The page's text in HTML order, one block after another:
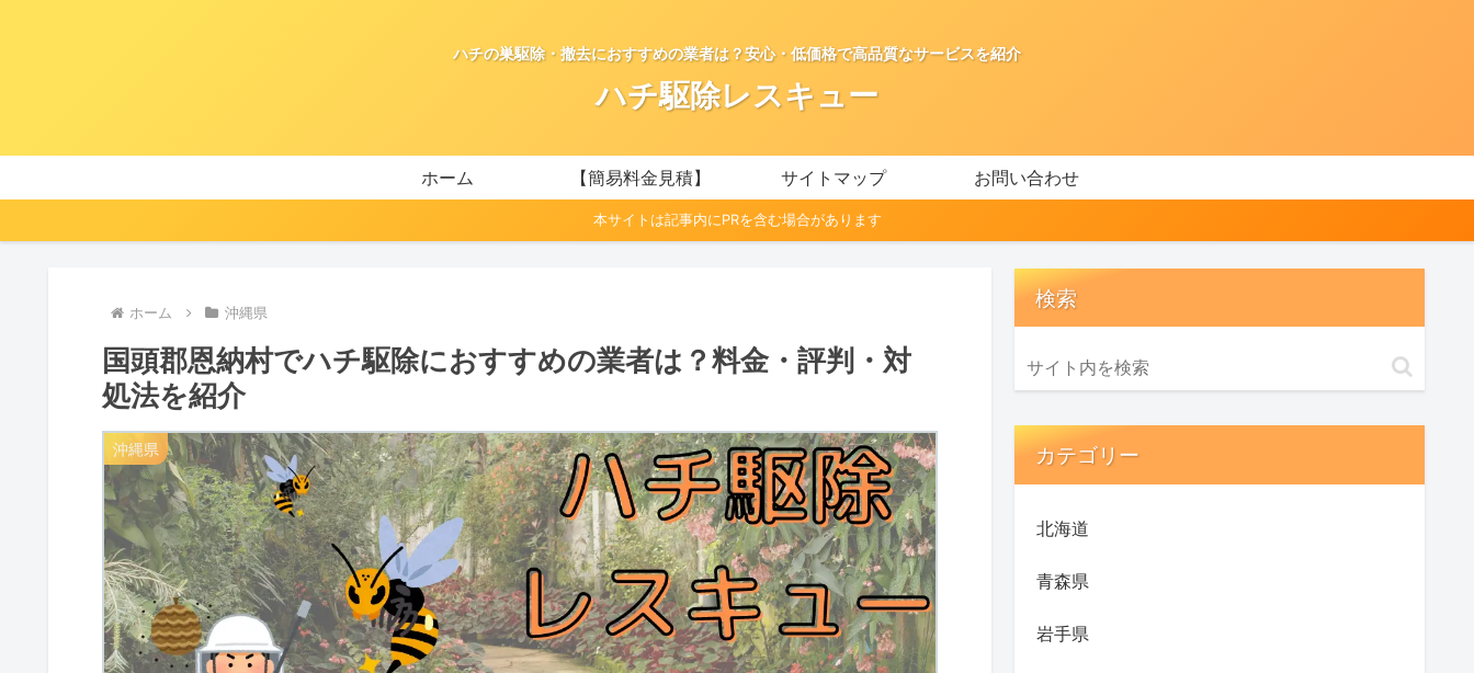
ハチの巣駆除・撤去におすすめの業者は？安心・低価格で高品質なサービスを紹介
ハチ駆除レスキュー
ホーム 【簡易料金見積】 サイトマップ お問い合わせ
本サイトは記事内にPRを含む場合があります
ホーム 沖縄県
国頭郡恩納村でハチ駆除におすすめの業者は？料金・評判・対
処法を紹介
沖縄県
検索
カテゴリー
北海道
青森県
岩手県